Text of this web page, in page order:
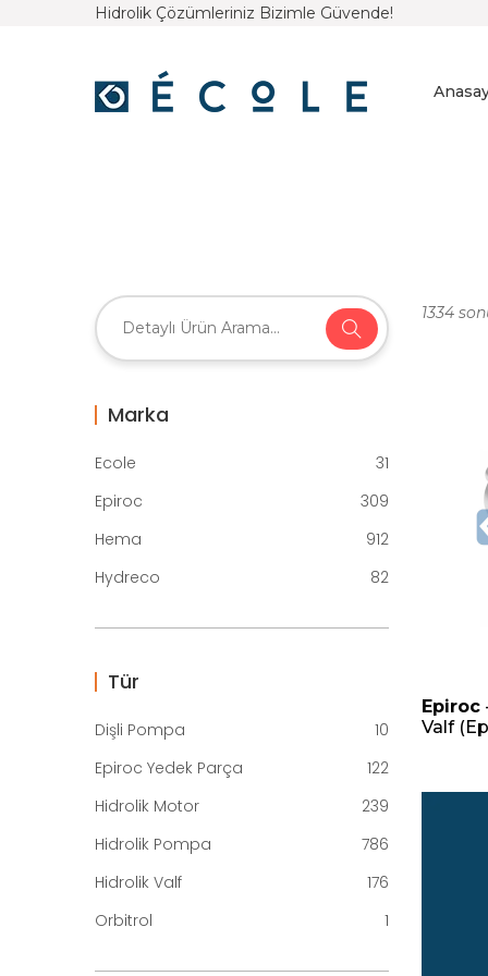
Hidrolik Çözümleriniz Bizimle Güvende!
1334
Epiroc
Valf
Marka
Ecole
31
Epiroc
309
Hema
912
Hydreco
82
Tür
Dişli Pompa
10
Epiroc Yedek Parça
122
Hidrolik Motor
239
Hidrolik Pompa
786
Hidrolik Valf
176
Orbitrol
1